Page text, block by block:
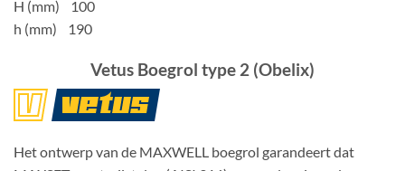
H (mm) 100
h (mm) 190
Vetus Boegrol type 2 (Obelix)
Het ontwerp van de MAXWELL boegrol garandeert dat